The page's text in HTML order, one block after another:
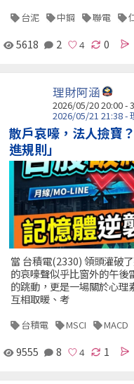
台泥 中鋼 聯電
5618 2 0
理財阿涵
2026/05/20 20:00 -
2026/05/21 21:38 -
散戶哀嚎，法人撿寶
進規則」
當 台積電(2330) 領頭灌破
的哀嚎聲似乎比窗外的午後
的跳動，更是一場關於心理
互相取暖、考
台積電 MSCI MACD
9555 8 1